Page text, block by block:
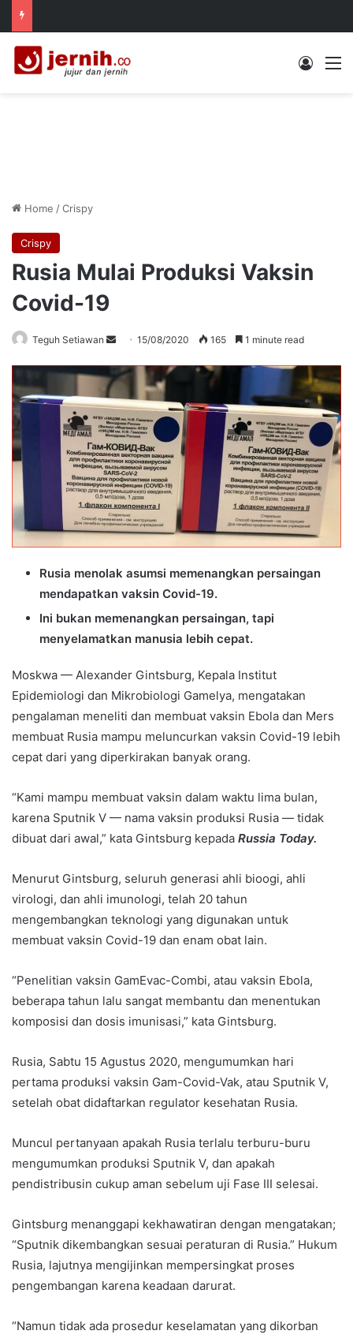
Log In
Home /Crispy
Crispy
Rusia Mulai Produksi Vaksin
Covid-19
Teguh Setiawan
Send
email
15/08/2020 165 1 minute read
Rusia menolak asumsi memenangkan persaingan
mendapatkan vaksin Covid-19.
Ini bukan memenangkan persaingan, tapi
menyelamatkan manusia lebih cepat.
Moskwa — Alexander Gintsburg, Kepala Institut
Epidemiologi dan Mikrobiologi Gamelya, mengatakan
pengalaman meneliti dan membuat vaksin Ebola dan Mers
membuat Rusia mampu meluncurkan vaksin Covid-19 lebih
cepat dari yang diperkirakan banyak orang.
“Kami mampu membuat vaksin dalam waktu lima bulan,
karena Sputnik V — nama vaksin produksi Rusia — tidak
dibuat dari awal,” kata Gintsburg kepada Russia Today.
Menurut Gintsburg, seluruh generasi ahli bioogi, ahli
virologi, dan ahli imunologi, telah 20 tahun
mengembangkan teknologi yang digunakan untuk
membuat vaksin Covid-19 dan enam obat lain.
“Penelitian vaksin GamEvac-Combi, atau vaksin Ebola,
beberapa tahun lalu sangat membantu dan menentukan
komposisi dan dosis imunisasi,” kata Gintsburg.
Rusia, Sabtu 15 Agustus 2020, mengumumkan hari
pertama produksi vaksin Gam-Covid-Vak, atau Sputnik V,
setelah obat didaftarkan regulator kesehatan Rusia.
Muncul pertanyaan apakah Rusia terlalu terburu-buru
mengumumkan produksi Sputnik V, dan apakah
pendistribusin cukup aman sebelum uji Fase III selesai.
Gintsburg menanggapi kekhawatiran dengan mengatakan;
“Sputnik dikembangkan sesuai peraturan di Rusia.” Hukum
Rusia, lajutnya mengijinkan mempersingkat proses
pengembangan karena keadaan darurat.
“Namun tidak ada prosedur keselamatan yang dikorban